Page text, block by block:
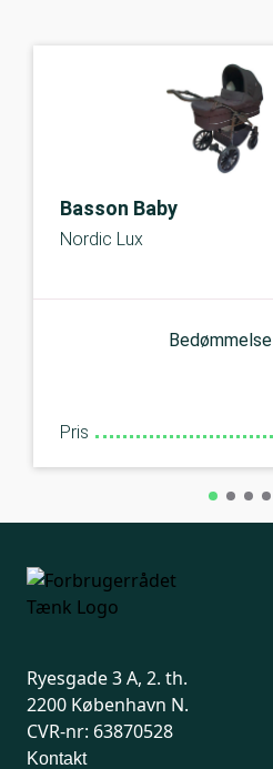
Basson Baby
Nordic Lux
Bedømmelse
Pris
Ryesgade 3 A, 2. th.
2200 København N.
CVR-nr: 63870528
Kontakt